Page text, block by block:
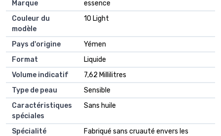
Marque
‎essence
Couleur du
modèle
‎10 Light
Pays d'origine
‎Yémen
Format
‎Liquide
Volume indicatif
‎7,62 Millilitres
Type de peau
‎Sensible
Caractéristiques
spéciales
‎Sans huile
Spécialité
‎Fabriqué sans cruauté envers les